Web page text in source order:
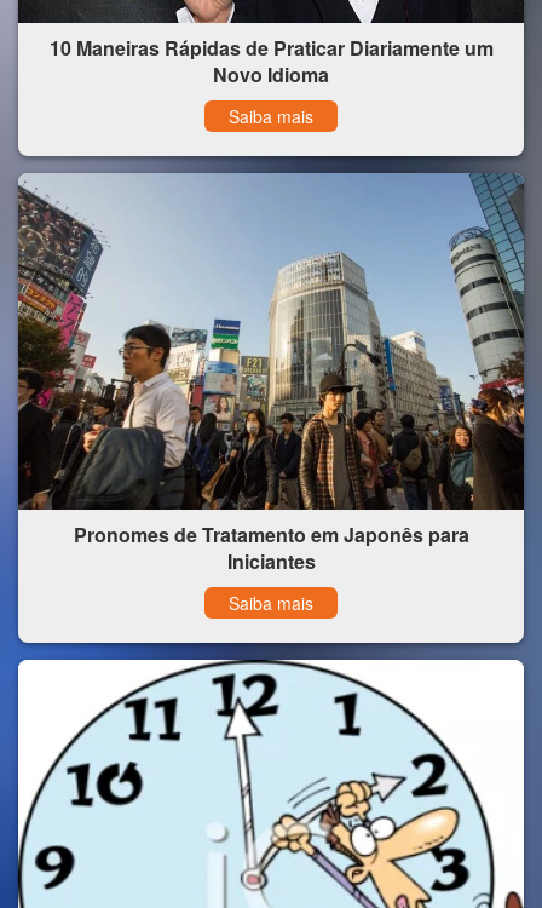
10 Maneiras Rápidas de Praticar Diariamente um
Novo Idioma
Saiba mais
Pronomes de Tratamento em Japonês para
Iniciantes
Saiba mais